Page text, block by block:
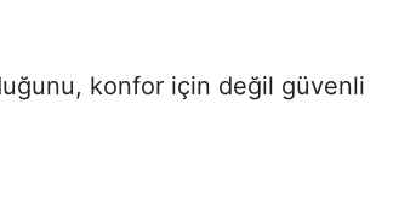
konfor için değil güvenli